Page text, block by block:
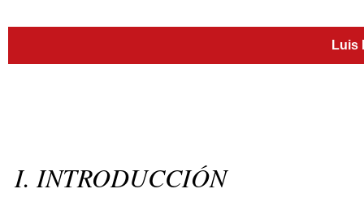
Luis
I. INTRODUCCIÓN